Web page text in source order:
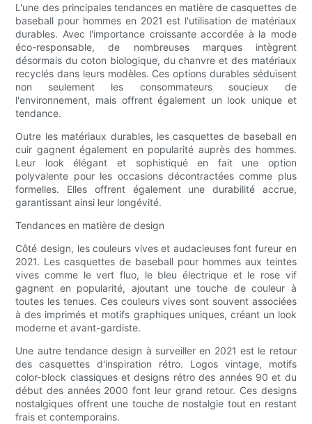
L'une des principales tendances en matière de casquettes de
baseball pour hommes en 2021 est l'utilisation de matériaux
durables. Avec l'importance croissante accordée à la mode
éco-responsable, de nombreuses marques intègrent
désormais du coton biologique, du chanvre et des matériaux
recyclés dans leurs modèles. Ces options durables séduisent
non seulement les consommateurs soucieux de
l'environnement, mais offrent également un look unique et
tendance.
Outre les matériaux durables, les casquettes de baseball en
cuir gagnent également en popularité auprès des hommes.
Leur look élégant et sophistiqué en fait une option
polyvalente pour les occasions décontractées comme plus
formelles. Elles offrent également une durabilité accrue,
garantissant ainsi leur longévité.
Tendances en matière de design
Côté design, les couleurs vives et audacieuses font fureur en
2021. Les casquettes de baseball pour hommes aux teintes
vives comme le vert fluo, le bleu électrique et le rose vif
gagnent en popularité, ajoutant une touche de couleur à
toutes les tenues. Ces couleurs vives sont souvent associées
à des imprimés et motifs graphiques uniques, créant un look
moderne et avant-gardiste.
Une autre tendance design à surveiller en 2021 est le retour
des casquettes d'inspiration rétro. Logos vintage, motifs
color-block classiques et designs rétro des années 90 et du
début des années 2000 font leur grand retour. Ces designs
nostalgiques offrent une touche de nostalgie tout en restant
frais et contemporains.